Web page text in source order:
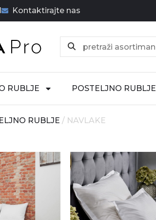
Kontaktirajte nas
RUBLJE POSTELJNO RUBLJE
RUBLJE / NAVLAKE